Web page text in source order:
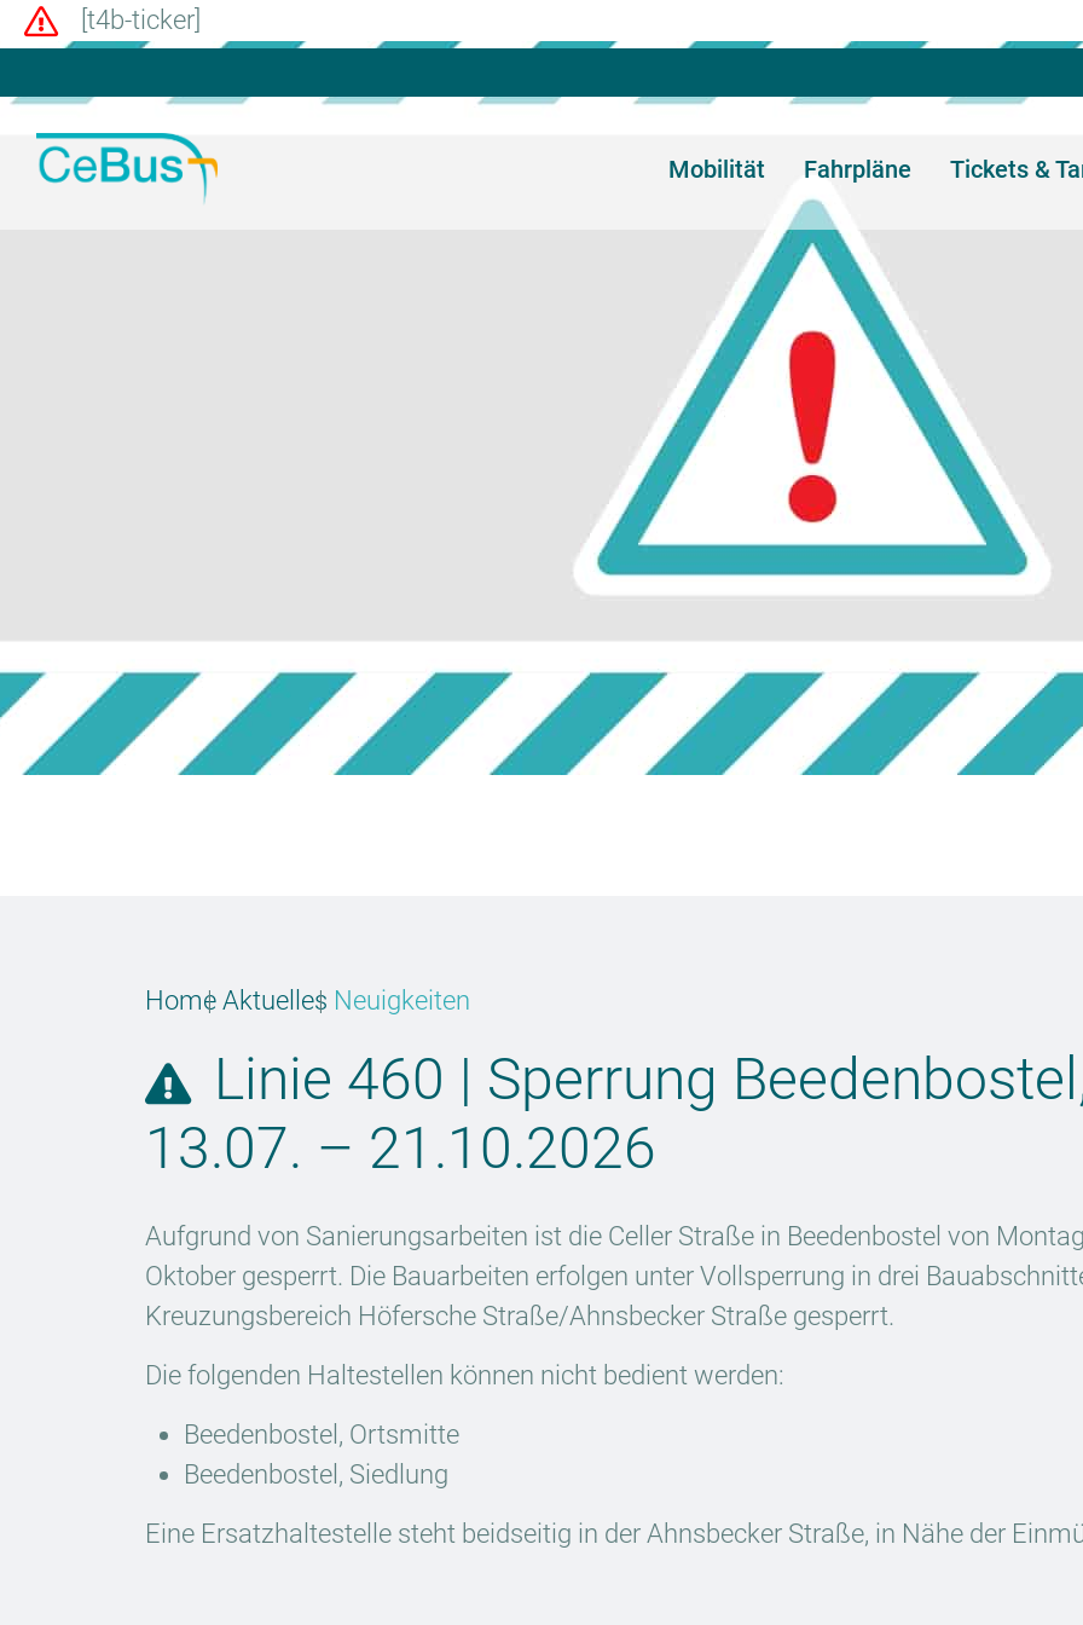
[t4b-ticker]
Mobilität Fahrpläne Tickets &
Home Aktuelles Neuigkeiten
Linie 460 | Sperrung
13.07. – 21.10.2026
Aufgrund von Sanierungsarbeiten ist die Celler Straße in Beedenbostel von
Oktober gesperrt. Die Bauarbeiten erfolgen unter Vollsperrung in drei
Kreuzungsbereich Höfersche Straße/Ahnsbecker Straße gesperrt.
Die folgenden Haltestellen können nicht bedient werden:
Beedenbostel, Ortsmitte
Beedenbostel, Siedlung
Eine Ersatzhaltestelle steht beidseitig in der Ahnsbecker Straße, in Nähe der